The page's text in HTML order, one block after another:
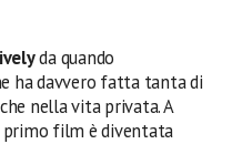
da quando
ha davvero fatta tanta di
nella vita privata. A
primo film è diventata